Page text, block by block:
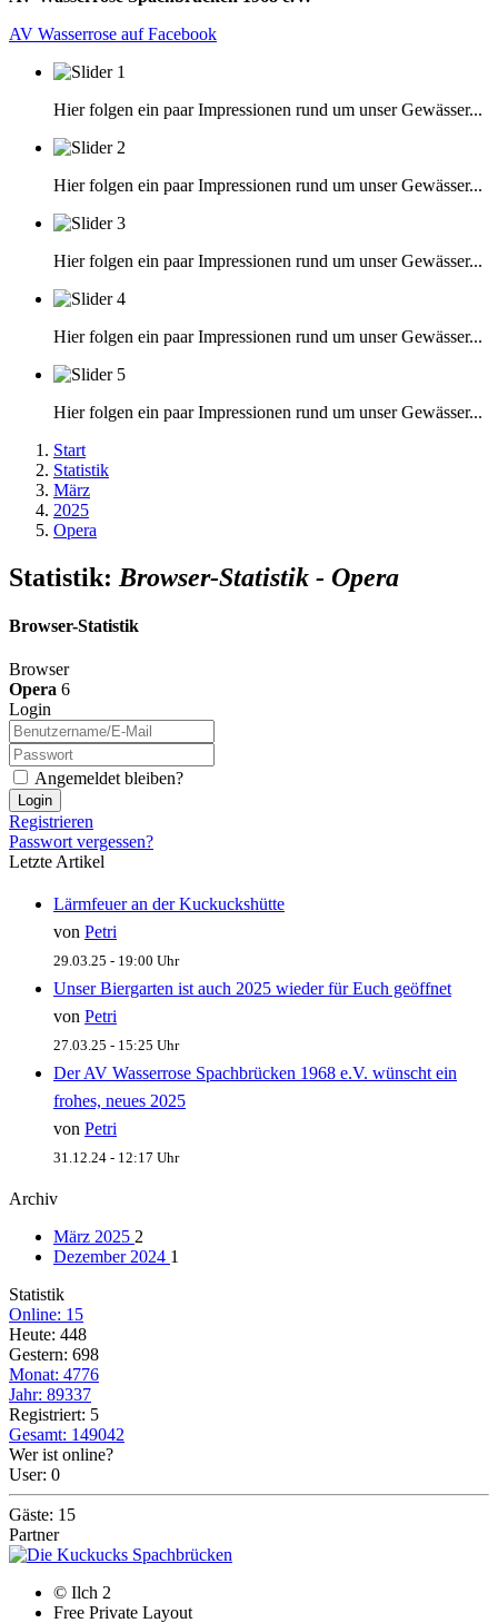
AV Wasserrose auf Facebook
Hier folgen ein paar Impressionen rund um unser Gewässer...
Hier folgen ein paar Impressionen rund um unser Gewässer...
Hier folgen ein paar Impressionen rund um unser Gewässer...
Hier folgen ein paar Impressionen rund um unser Gewässer...
Hier folgen ein paar Impressionen rund um unser Gewässer...
Start
Statistik
März
2025
Opera
Statistik: Browser-Statistik - Opera
Browser-Statistik
Browser
Opera 6
Login
Angemeldet bleiben?
Login
Registrieren
Passwort vergessen?
Letzte Artikel
Lärmfeuer an der Kuckuckshütte
von Petri
29.03.25 - 19:00 Uhr
Unser Biergarten ist auch 2025 wieder für Euch geöffnet
von Petri
27.03.25 - 15:25 Uhr
Der AV Wasserrose Spachbrücken 1968 e.V. wünscht ein
frohes, neues 2025
von Petri
31.12.24 - 12:17 Uhr
Archiv
März 2025 2
Dezember 2024 1
Statistik
Online: 15
Heute: 448
Gestern: 698
Monat: 4776
Jahr: 89337
Registriert: 5
Gesamt: 149042
Wer ist online?
User: 0
Gäste: 15
Partner
© Ilch 2
Free Private Layout